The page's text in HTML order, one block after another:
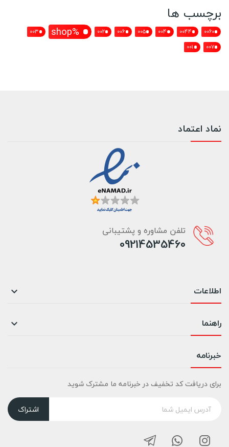
برچسب ها
0060
0044
004
005
006
002
%shop
003
007
001
نماد اعتماد
تلفن مشاوره و پشتیبانی
09214535460
اطلاعات 
راهنما 
خبرنامه
برای دریافت کد تخفیف در خبرنامه ما مشترک شوید
اشتراک